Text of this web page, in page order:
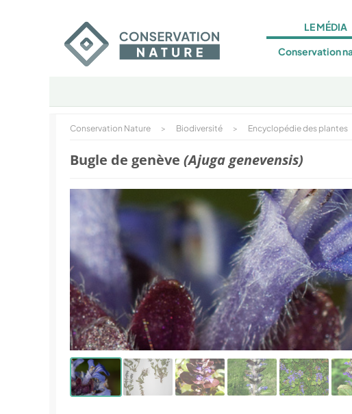
LE MÉDIA
Conservation
Conservation Nature > Biodiversité > Encyclopédie des plantes
Bugle de genève (Ajuga genevensis)